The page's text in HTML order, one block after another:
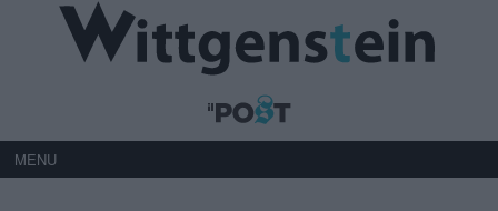
MENU